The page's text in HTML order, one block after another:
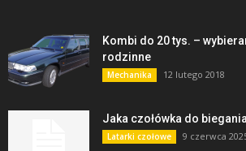
Kombi do 20 tys. –
rodzinne
Mechanika 12 lutego 2018
Jaka czołówka do
Latarki czołowe 9 czerwca